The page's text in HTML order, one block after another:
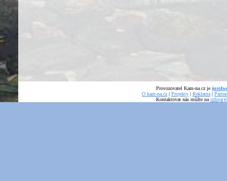
Provozovatel Kam-na.cz je
O kam-na.cz | Projekty | Reklama |
Kontaktovat nás můžte na